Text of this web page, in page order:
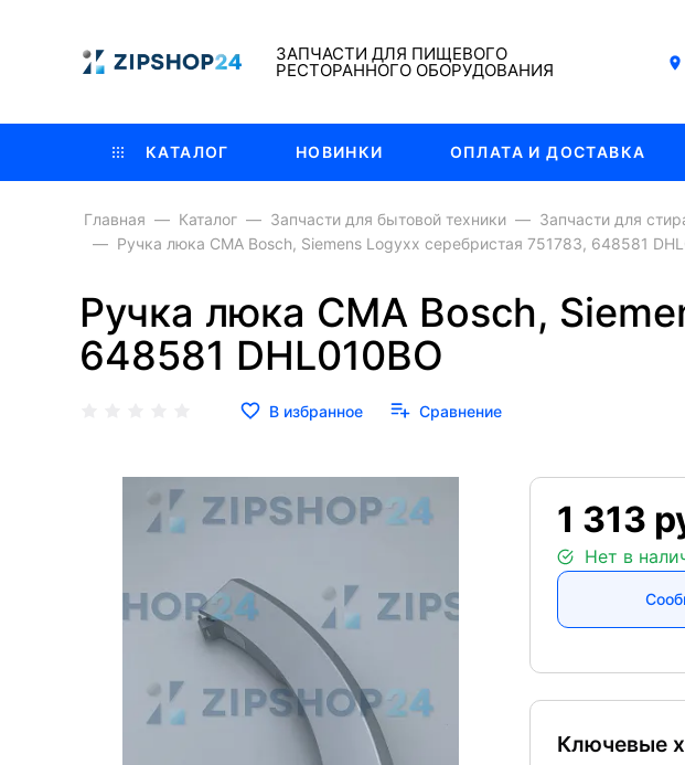
ЗАПЧАСТИ ДЛЯ ПИЩЕВОГО
РЕСТОРАННОГО ОБОРУДОВАНИЯ
КАТАЛОГ НОВИНКИ ОПЛАТА И ДОСТАВКА
Главная Каталог Запчасти для бытовой техники Запчасти для
Ручка люка СМА Bosch, Siemens Logyxx серебристая 751783, 648581
Ручка люка СМА Bosch,
648581 DHL010BO
В избранное Сравнение
1 313
Нет в
Ключевые